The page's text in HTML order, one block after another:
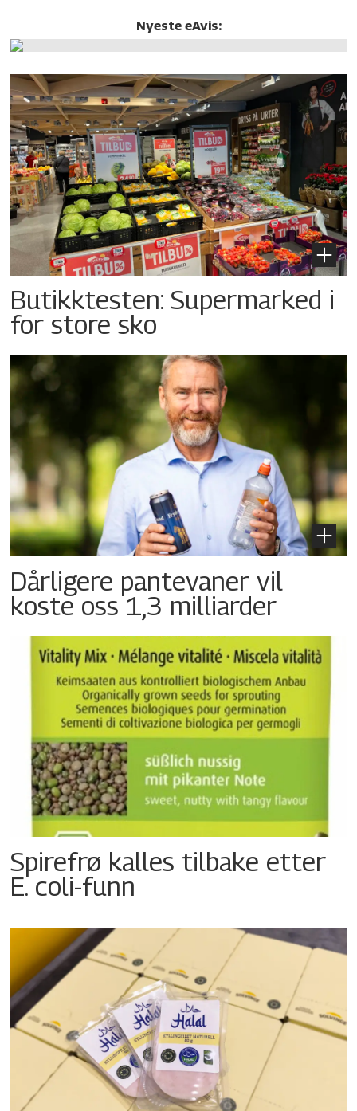
Nyeste eAvis:
Butikktesten: Supermarked i
for store sko
Dårligere pantevaner vil
koste oss 1,3 milliarder
Spirefrø kalles tilbake etter
E. coli-funn